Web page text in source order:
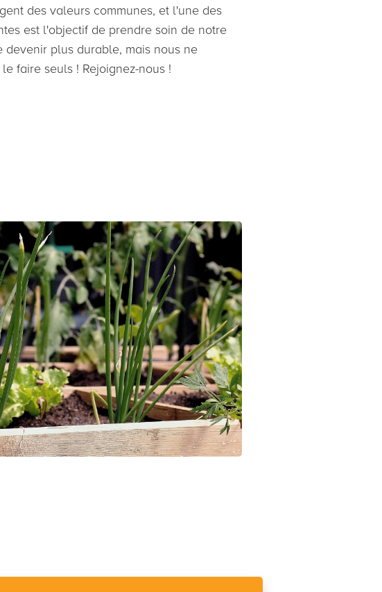
des valeurs communes, et l'une des
est l'objectif de prendre soin de notre
devenir plus durable, mais nous ne
faire seuls ! Rejoignez-nous !